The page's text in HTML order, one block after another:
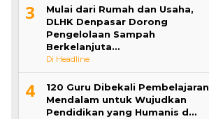
3
Mulai dari Rumah dan Usaha,
DLHK Denpasar Dorong
Pengelolaan Sampah
Berkelanjuta…
Di Headline
4
120 Guru Dibekali Pembelajaran
Mendalam untuk Wujudkan
Pendidikan yang Humanis d…